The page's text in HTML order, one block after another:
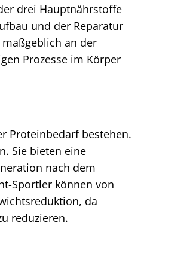
drei Hauptnährstoffe
und der Reparatur
an der
Prozesse im Körper
Proteinbedarf bestehen.
Sie bieten eine
nach dem
Sportler können von
da
reduzieren.